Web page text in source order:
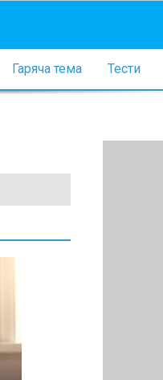
Гаряча тема Тести